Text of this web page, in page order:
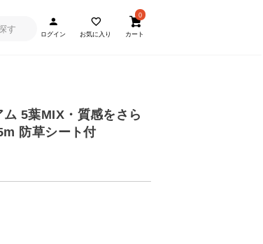
ログイン お気に入り
0
カート
5葉MIX・質感をさら
防草シート付